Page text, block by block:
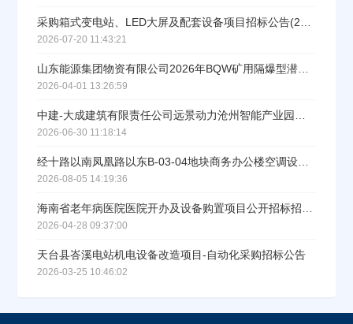
采购箱式变电站、LED大屏及配套设备项目招标公告(2026-VGBNBJ-W1023)
2026-07-20 11:43:21
山东能源集团物资有限公司2026年BQW矿用隔爆型潜污水电泵入围采购项目招标公告
2026-04-01 13:26:59
中建-大成建筑有限责任公司远景动力沧州智能产业园二期项目机电工艺设备接机工程一标段项目冷却塔、水泵采购招标公告
2026-06-30 11:18:14
经十路以南凤凰路以东B‑03‑04地块商务办公楼空调设备采购及安装工程资格预审公告
2026-08-05 14:19:36
海南省老年病医院医院开办及设备购置项目公开招标招标公告
2026-04-28 09:37:00
天台县峇溪电站机电设备改造项目-自动化采购招标公告
2026-03-25 10:46:02